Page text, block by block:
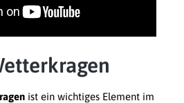
ist ein wichtiges Element im